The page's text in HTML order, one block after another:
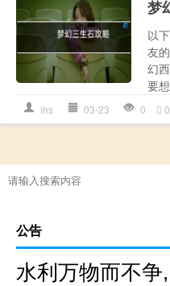
梦
以
友
幻
要
lhs 03-23 0 0
公告
水利万物而不争,